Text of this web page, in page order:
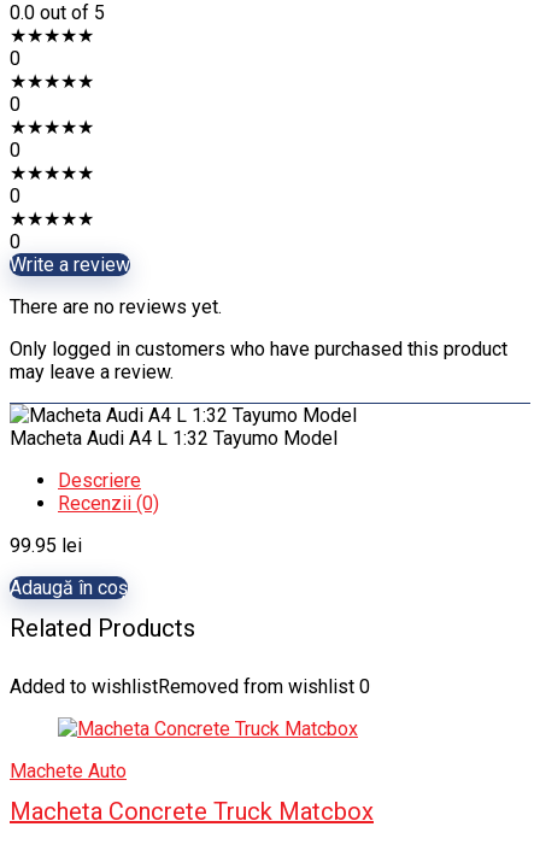
0.0 out of 5
★★★★★
0
★★★★★
0
★★★★★
0
★★★★★
0
★★★★★
0
Write a review
There are no reviews yet.
Only logged in customers who have purchased this product
may leave a review.
Macheta Audi A4 L 1:32 Tayumo Model
Descriere
Recenzii (0)
99.95 lei
Adaugă în coș
Related Products
Added to wishlistRemoved from wishlist 0
Machete Auto
Macheta Concrete Truck Matcbox